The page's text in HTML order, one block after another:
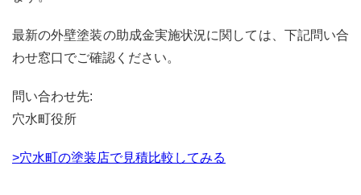
津幡
町の
助成
1.12
中能
の助
最新の外壁塗装の助成金実施状況に関しては、下記問い合
わせ窓口でご確認ください。
問い合わせ先:
穴水町役所
>穴水町の塗装店で見積比較してみる